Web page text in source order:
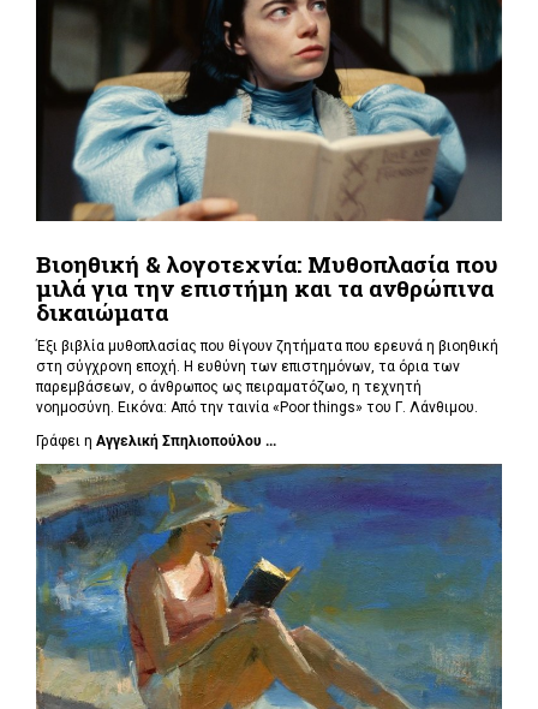
Βιοηθική & λογοτεχνία: Μυθοπλασία που
μιλά για την επιστήμη και τα ανθρώπινα
δικαιώματα
Έξι βιβλία μυθοπλασίας που θίγουν ζητήματα που ερευνά η βιοηθική
στη σύγχρονη εποχή. Η ευθύνη των επιστημόνων, τα όρια των
παρεμβάσεων, ο άνθρωπος ως πειραματόζωο, η τεχνητή
νοημοσύνη. Εικόνα: Από την ταινία «Poor things» του Γ. Λάνθιμου.
Γράφει η Αγγελική Σπηλιοπούλου ...